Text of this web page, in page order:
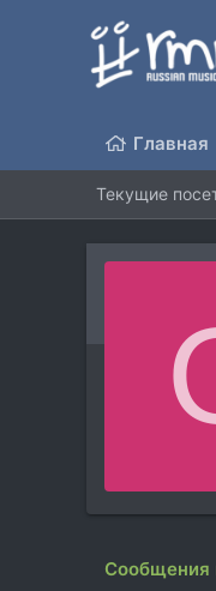
Главная
Текущие
Сообщения